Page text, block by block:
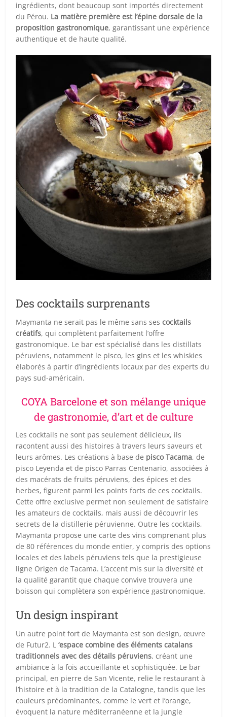
ingrédients, dont beaucoup sont importés directement
du Pérou. La matière première est l’épine dorsale de la
proposition gastronomique, garantissant une expérience
authentique et de haute qualité.
Des cocktails surprenants
Maymanta ne serait pas le même sans sescocktails
créatifs, qui complètent parfaitement l’offre
gastronomique. Le bar est spécialisé dans les distillats
péruviens, notamment le pisco, les gins et les whiskies
élaborés à partir d’ingrédients locaux par des experts du
pays sud-américain.
COYA Barcelone et son mélange unique
de gastronomie, d’art et de culture
Les cocktails ne sont pas seulement délicieux, ils
racontent aussi des histoires à travers leurs saveurs et
leurs arômes. Les créations à base de pisco Tacama, de
pisco Leyenda et de pisco Parras Centenario, associées à
des macérats de fruits péruviens, des épices et des
herbes, figurent parmi les points forts de ces cocktails.
Cette offre exclusive permet non seulement de satisfaire
les amateurs de cocktails, mais aussi de découvrir les
secrets de la distillerie péruvienne. Outre les cocktails,
Maymanta propose une carte des vins comprenant plus
de 80 références du monde entier, y compris des options
locales et des labels péruviens tels que la prestigieuse
ligne Origen de Tacama. L’accent mis sur la diversité et
la qualité garantit que chaque convive trouvera une
boisson qui complètera son expérience gastronomique.
Un design inspirant
Un autre point fort de Maymanta est son design, œuvre
de Futur2. L‘espace combine des éléments catalans
traditionnels avec des détails péruviens, créant une
ambiance à la fois accueillante et sophistiquée. Le bar
principal, en pierre de San Vicente, relie le restaurant à
l’histoire et à la tradition de la Catalogne, tandis que les
couleurs prédominantes, comme le vert et l’orange,
évoquent la nature méditerranéenne et la jungle